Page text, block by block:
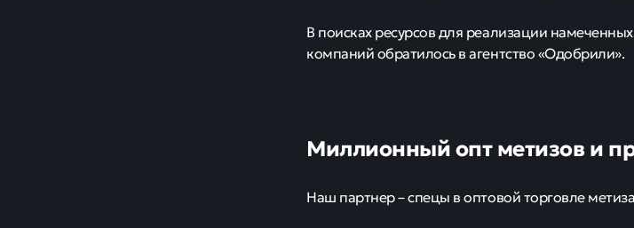
В поисках ресурсов для реализации
компаний обратилось в агентство «Одобрили».
Миллионный опт метизов и
Наш партнер – спецы в оптовой торговле